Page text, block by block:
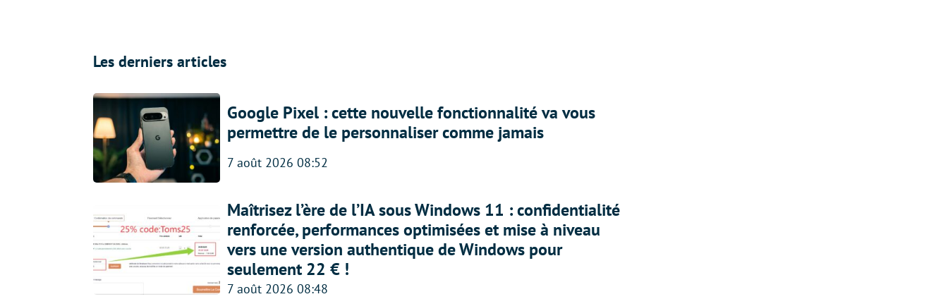
Les derniers articles
Google Pixel : cette nouvelle fonctionnalité va vous
permettre de le personnaliser comme jamais
7 août 2026 08:52
Maîtrisez l’ère de l’IA sous Windows 11 : confidentialité
renforcée, performances optimisées et mise à niveau
vers une version authentique de Windows pour
seulement 22 € !
7 août 2026 08:48